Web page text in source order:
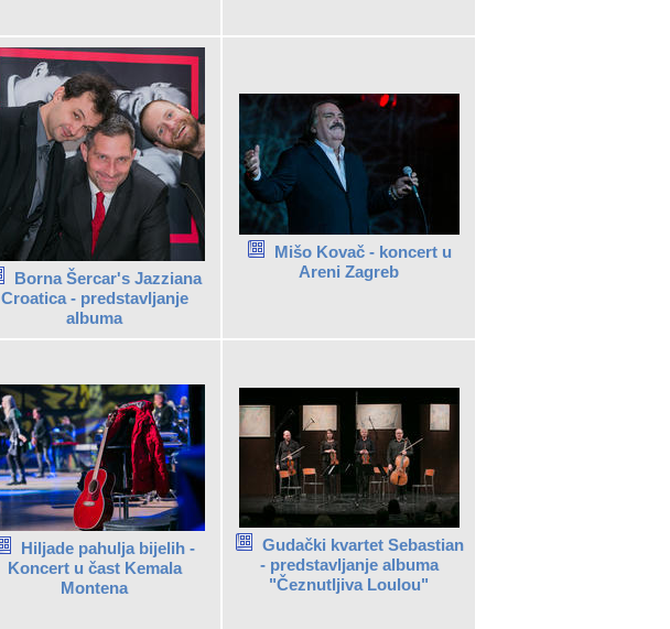
Borna Šercar's Jazziana
Croatica - predstavljanje
albuma
Mišo Kovač - koncert u
Areni Zagreb
Hiljade pahulja bijelih -
Koncert u čast Kemala
Montena
Gudački kvartet Sebastian
- predstavljanje albuma
"Čeznutljiva Loulou"